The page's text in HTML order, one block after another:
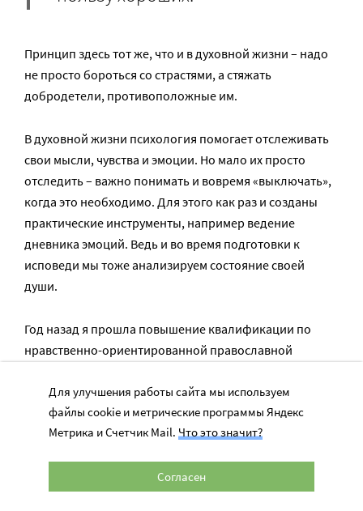
Принцип здесь тот же, что и в духовной жизни – надо
не просто бороться со страстями, а стяжать
добродетели, противоположные им.
В духовной жизни психология помогает отслеживать
свои мысли, чувства и эмоции. Но мало их просто
отследить – важно понимать и вовремя «выключать»,
когда это необходимо. Для этого как раз и созданы
практические инструменты, например ведение
дневника эмоций. Ведь и во время подготовки к
исповеди мы тоже анализируем состояние своей
души.
Год назад я прошла повышение квалификации по
нравственно-ориентированной православной
Боровских. Возможно, в будущем я стану
православным психологом, если Бог благословит.
фотографий, предоставленных Лолой Андреевой
Для улучшения работы сайта мы используем
файлы cookie и метрические программы Яндекс
Метрика и Счетчик Mail. Что это значит?
Согласен